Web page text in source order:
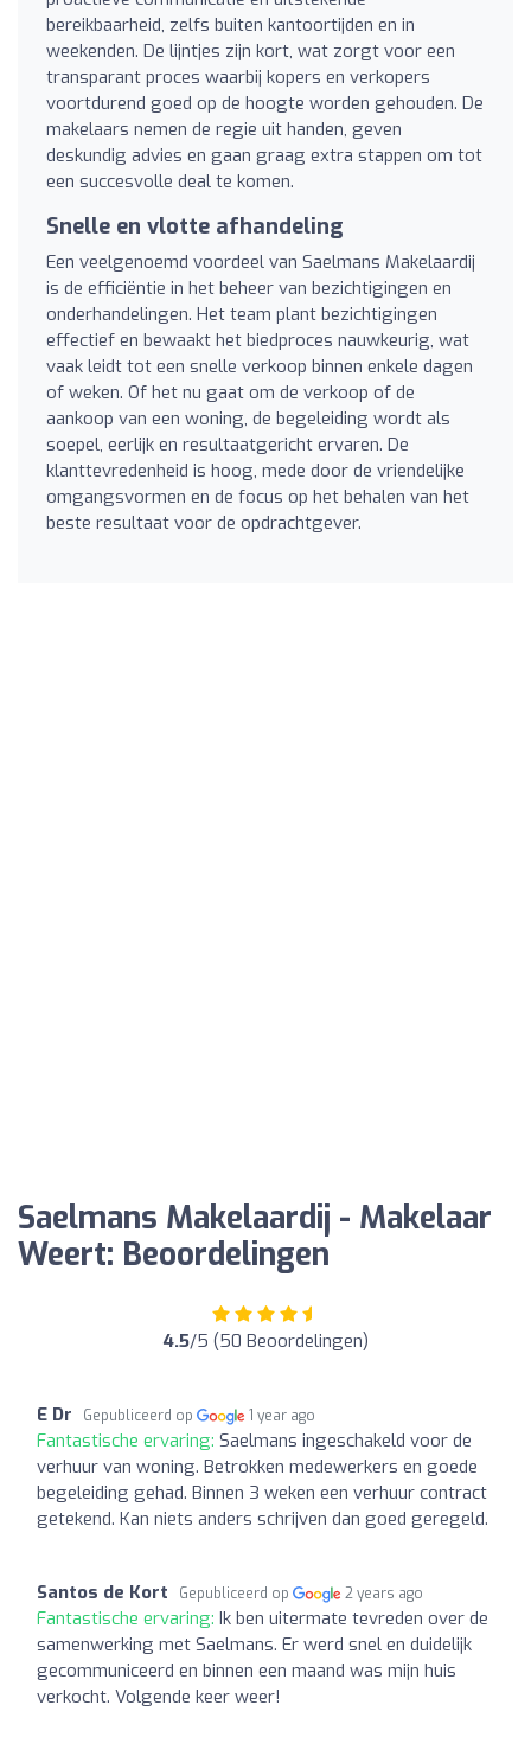
bereikbaarheid, zelfs buiten kantoortijden en in
weekenden. De lijntjes zijn kort, wat zorgt voor een
transparant proces waarbij kopers en verkopers
voortdurend goed op de hoogte worden gehouden. De
makelaars nemen de regie uit handen, geven
deskundig advies en gaan graag extra stappen om tot
een succesvolle deal te komen.
Snelle en vlotte afhandeling
Een veelgenoemd voordeel van Saelmans Makelaardij
is de efficiëntie in het beheer van bezichtigingen en
onderhandelingen. Het team plant bezichtigingen
effectief en bewaakt het biedproces nauwkeurig, wat
vaak leidt tot een snelle verkoop binnen enkele dagen
of weken. Of het nu gaat om de verkoop of de
aankoop van een woning, de begeleiding wordt als
soepel, eerlijk en resultaatgericht ervaren. De
klanttevredenheid is hoog, mede door de vriendelijke
omgangsvormen en de focus op het behalen van het
beste resultaat voor de opdrachtgever.
Saelmans Makelaardij - Makelaar
Weert: Beoordelingen
4.5/5 (50 Beoordelingen)
E Dr Gepubliceerd op 1 year ago
Fantastische ervaring: Saelmans ingeschakeld voor de
verhuur van woning. Betrokken medewerkers en goede
begeleiding gehad. Binnen 3 weken een verhuur contract
getekend. Kan niets anders schrijven dan goed geregeld.
Santos de Kort Gepubliceerd op 2 years ago
Fantastische ervaring: Ik ben uitermate tevreden over de
samenwerking met Saelmans. Er werd snel en duidelijk
gecommuniceerd en binnen een maand was mijn huis
verkocht. Volgende keer weer!